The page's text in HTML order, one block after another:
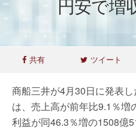
円安で増
共有 ツイート
商船三井が4月30日に発表
は、売上高が前年比9.1％
利益が同46.3％増の1508億